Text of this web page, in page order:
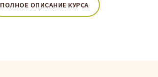
ПОЛНОЕ ОПИСАНИЕ КУРСА